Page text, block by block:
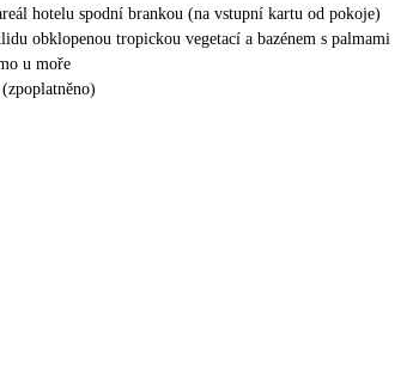
hotelu spodní brankou (na vstupní kartu od pokoje)
obklopenou tropickou vegetací a bazénem s palmami
u moře